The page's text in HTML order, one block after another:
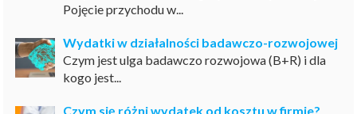
Pojęcie przychodu w...
Wydatki w działalności badawczo-rozwojowej
Czym jest ulga badawczo rozwojowa (B+R) i dla
kogo jest...
Czym się różni wydatek od kosztu w firmie?